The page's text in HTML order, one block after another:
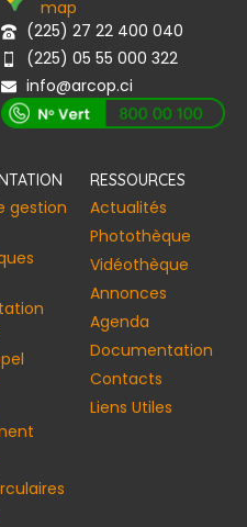
map
(225) 27 22 400 040
(225) 05 55 000 322
info@arcop.ci
gestion
RESSOURCES
Actualités
Photothèque
Vidéothèque
Annonces​
Agenda
Documentation
Contacts
Liens Utiles